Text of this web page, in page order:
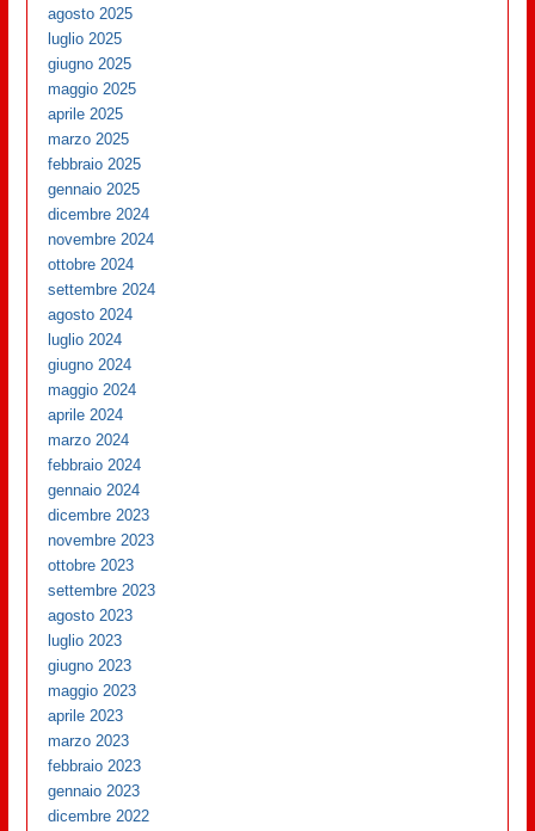
agosto 2025
luglio 2025
giugno 2025
maggio 2025
aprile 2025
marzo 2025
febbraio 2025
gennaio 2025
dicembre 2024
novembre 2024
ottobre 2024
settembre 2024
agosto 2024
luglio 2024
giugno 2024
maggio 2024
aprile 2024
marzo 2024
febbraio 2024
gennaio 2024
dicembre 2023
novembre 2023
ottobre 2023
settembre 2023
agosto 2023
luglio 2023
giugno 2023
maggio 2023
aprile 2023
marzo 2023
febbraio 2023
gennaio 2023
dicembre 2022